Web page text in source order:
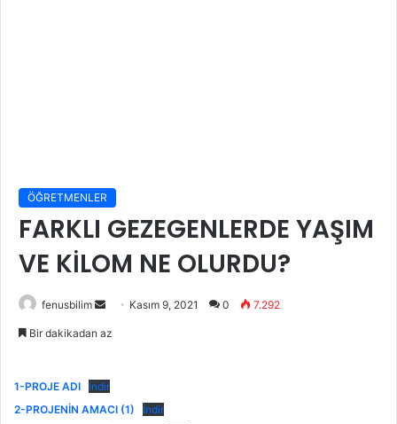
ÖĞRETMENLER
FARKLI GEZEGENLERDE YAŞIM
VE KİLOM NE OLURDU?
fenusbilim
Bir
Kasım 9, 2021 0 7.292
Bir dakikadan az
1-PROJE ADI
İndir
2-PROJENİN AMACI (1)
İndir